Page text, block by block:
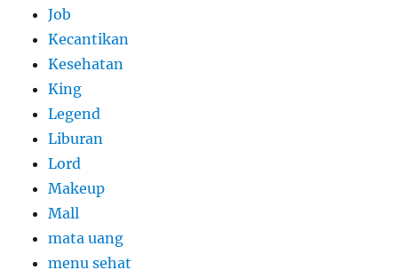
Job
Kecantikan
Kesehatan
King
Legend
Liburan
Lord
Makeup
Mall
mata uang
menu sehat